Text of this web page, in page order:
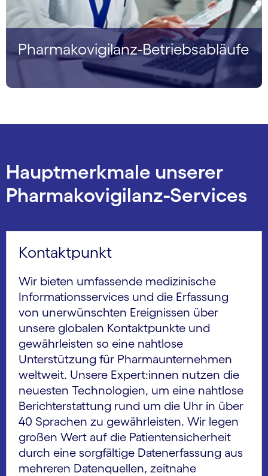
Pharmakovigilanz-Betriebsabläufe
Hauptmerkmale unserer
Pharmakovigilanz-Services
Kontaktpunkt
Wir bieten umfassende medizinische
Informationsservices und die Erfassung
von unerwünschten Ereignissen über
unsere globalen Kontaktpunkte und
gewährleisten so eine nahtlose
Unterstützung für Pharmaunternehmen
weltweit. Unsere Expert:innen nutzen die
neuesten Technologien, um eine nahtlose
Berichterstattung rund um die Uhr in über
40 Sprachen zu gewährleisten. Wir legen
großen Wert auf die Patientensicherheit
durch eine sorgfältige Datenerfassung aus
mehreren Datenquellen, zeitnahe